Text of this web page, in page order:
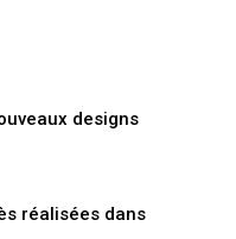
designs
réalisées dans